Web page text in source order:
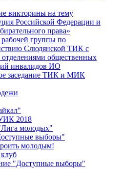
викторины на тему
Российской Федерации и
права»
рабочей группы по
Слюдянской ТИК с
общественных
инвалидов ИО
заседание ТИК и МИК
2018
молодых"
выборы"
молодым!
"Доступные выборы"